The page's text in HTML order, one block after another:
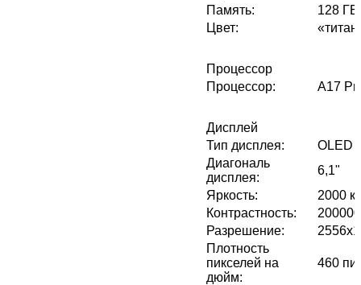
Память:
128 ГБ
Цвет:
Процессор
Процессор: A17
Дисплей
Тип дисплея:
OLED
Диагональ
дисплея:
6,1"
Яркость:
2000
Контрастность:
Разрешение:
Плотность
пикселей на
дюйм:
460